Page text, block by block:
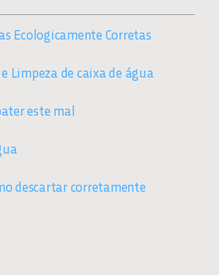
Ecologicamente Corretas
Limpeza de caixa de água
este mal
descartar corretamente